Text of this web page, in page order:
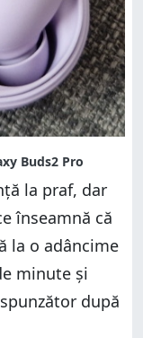
la praf, dar
înseamnă că
la o adâncime
minute și
după